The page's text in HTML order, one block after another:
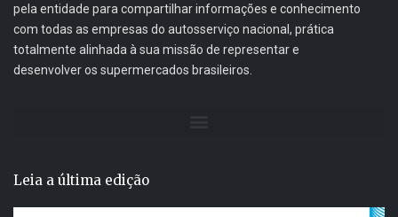
pela entidade para compartilhar informações e conhecimento
com todas as empresas do autosserviço nacional, prática
totalmente alinhada à sua missão de representar e
desenvolver os supermercados brasileiros.
Leia a última edição